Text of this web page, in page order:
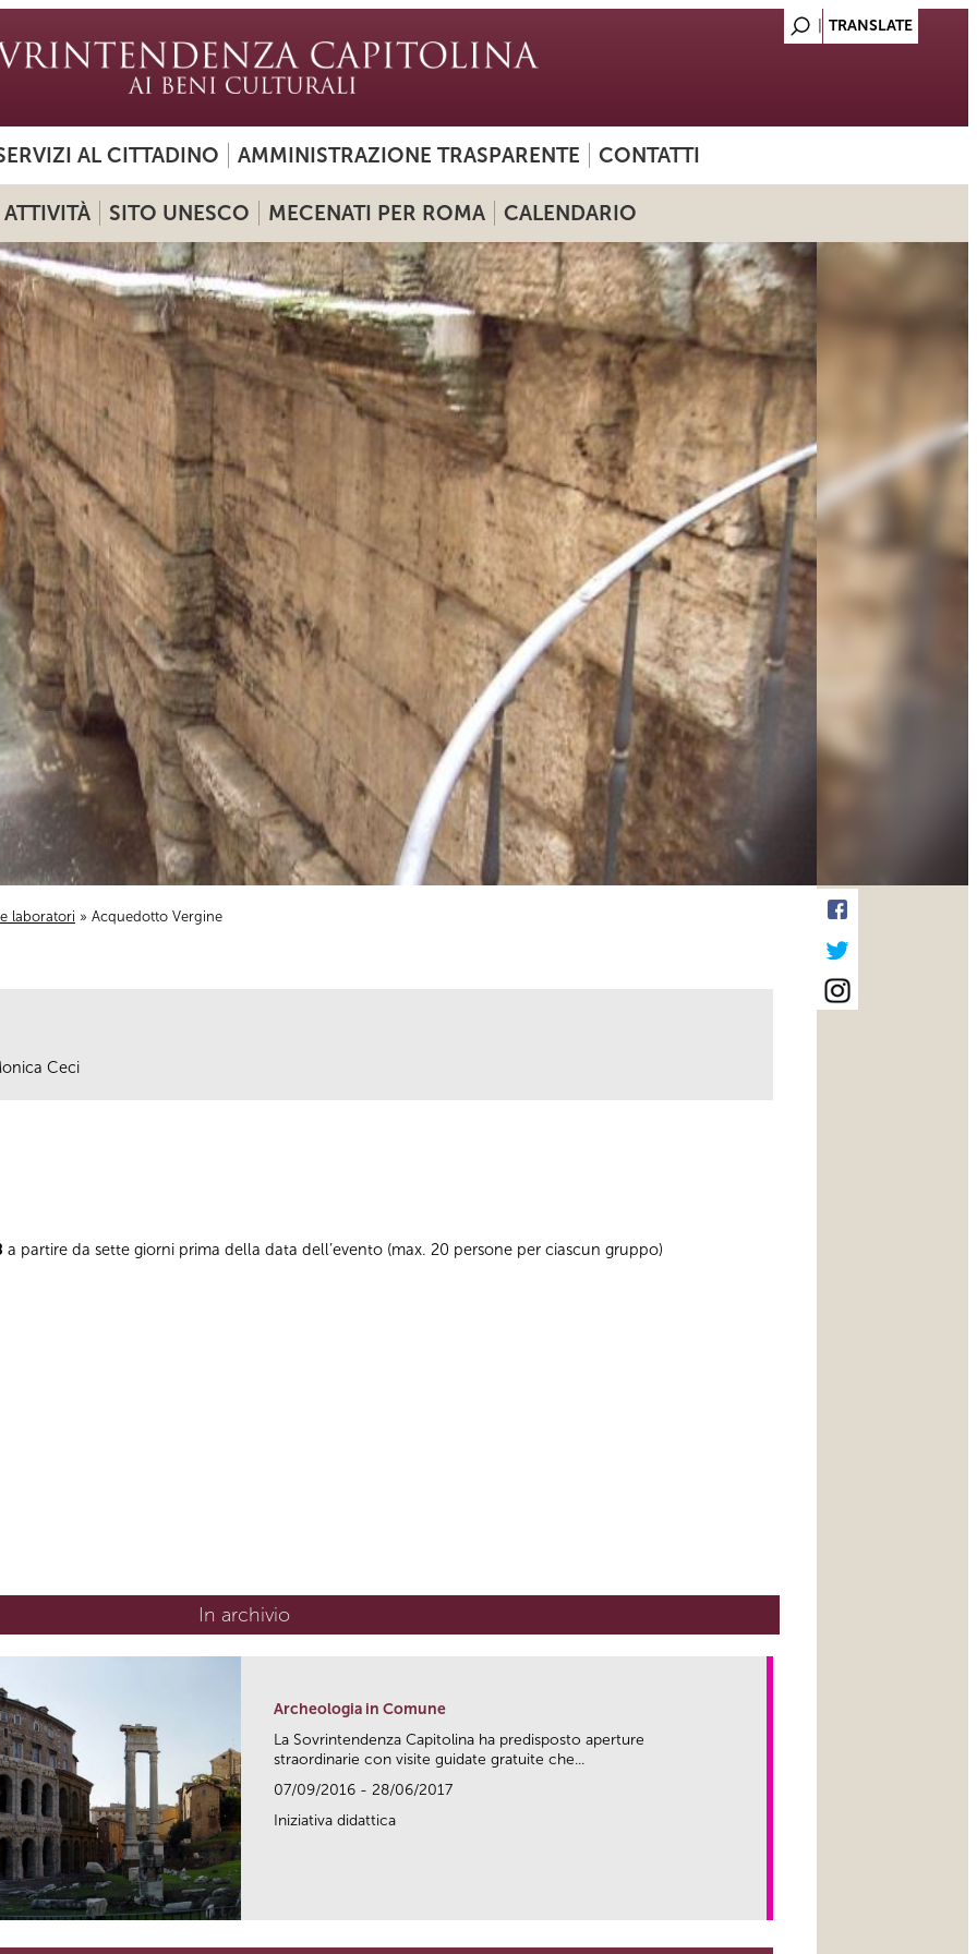
AL CITTADINO AMMINISTRAZIONE TRASPARENTE CONTATTI
ATTIVITÀ SITO UNESCO MECENATI PER ROMA CALENDARIO
laboratori » Acquedotto Vergine
Ceci
a partire da sette giorni prima della data dell’evento (max. 20 persone per ciascun gruppo)
In archivio
Archeologia in Comune
La Sovrintendenza Capitolina ha predisposto aperture
straordinarie con visite guidate gratuite che...
07/09/2016 - 28/06/2017
Iniziativa didattica